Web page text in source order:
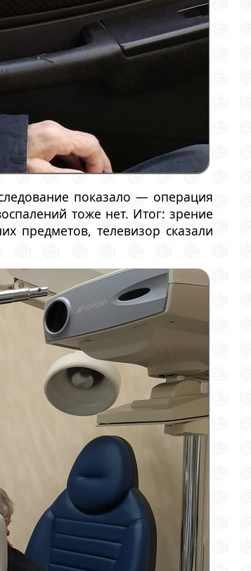
показало — операция
тоже нет. Итог: зрение
предметов, телевизор сказали